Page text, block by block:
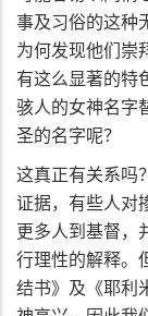
事及习俗的这种
为何发现他们崇
有这么显著的特
骇人的女神名字
圣的名字呢？
这真正有关系吗
证据，有些人对
更多人到基督，
行理性的解释。
结书》及《耶利